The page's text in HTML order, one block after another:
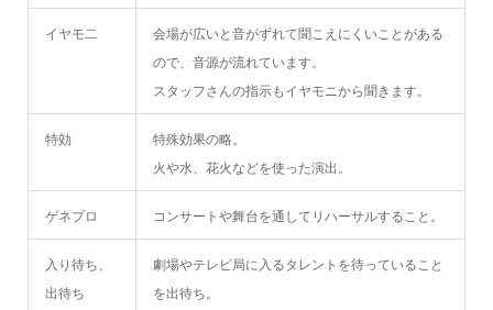
イヤモ二
会場が広いと音がずれて聞こえにくいことがある
ので、音源が流れています。
スタッフさんの指示もイヤモニから聞きます。
特効
特殊効果の略。
火や水、花火などを使った演出。
ゲネプロ コンサートや舞台を通してリハーサルすること。
入り待ち、
出待ち
劇場やテレビ局に入るタレントを待っていること
を出待ち。